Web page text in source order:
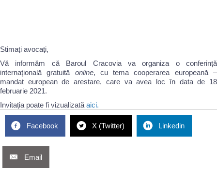
Stimați avocați,
Vă informăm că Baroul Cracovia va organiza o conferință
internațională gratuită online, cu tema cooperarea europeană –
mandat european de arestare, care va avea loc în data de 18
februarie 2021.
Invitația poate fi vizualizată aici.
Facebook X (Twitter) Linkedin
Email